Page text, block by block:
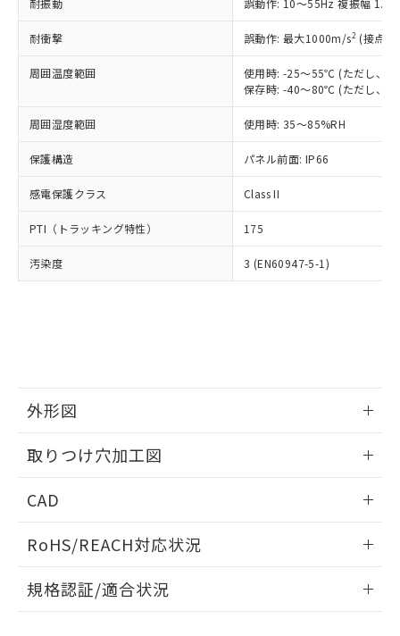
耐振動 誤動作: 10～55Hz 複振幅
耐衝撃 誤動作: 最大1000m/s2 (接点
周囲温度範囲
使用時: -25～55℃ (ただし、氷
保存時: -40～80℃ (ただし、氷
周囲湿度範囲 使用時: 35～85%RH
保護構造 パネル前面: IP66
感電保護クラス Class II
PTI（トラッキング特性） 175
汚染度 3 (EN60947-5-1)
外形図
取りつけ穴加工図
CAD
ドすることができます。
ログイン/会員登録
RoHS/REACH対応状況
EU RoHS 注意事項・凡例
規格認証/適合状況
正式な納期状況および標準価格はお客
様のお取引先、またはお客様担当のオ
ムロン制御機器販売店・当社販売員に
オムロン制御機器販売店や当社販売拠
販売ネットワーク
」をご確認
在庫状況および標準価格結果を当社の
事前の承諾なく第三者に漏洩または開
示しないようお願いします。
マイパーツ機能（部品リスト作成サー
ビス）をご利用いただくには、I-Web
メンバーズにご登録されている必要が
お客様が当ウェブサイト上で当社にご
指します。
但し、RoHS指令で産業用監視および制御機器に対する
適用除外項目は除く。
フタル酸エステル類の４物質については閾値を超える意
図的な使用がないことを確認しています。
部品在庫の切り替え状況などにより、予定
月が前後することがあります。
※3 非含有証明書ダウンロード
51物質の非含有証明書（当社基準）
※本証明書は発行日時点で非含有を証明す
るもので、過去に遡って非含有を証明する
ものではありません。
また、RoHS指令のフタル酸エステル類４
欄に対応日を記載しておりました。
既に当社にて対応品への在庫切替を完了
していることから、特段のことがない限
り、2022年1月12日より割愛しておりま
す。
DBP(フタル酸ジブチル) : 1000ppm、 DIBP(フタル酸ジ
イソブチル) : 1000ppm、 BBP(フタル酸ブチルベンジ
DEHP(フタル酸ビス(2-エチルヘキシル)) : 1000ppm
準値以下であることを示します。
「10」：通常の使用状況下において有害物
質が外部に漏えいし、環境に深刻な影響を
及ぼさない年数を意味します。
「－」：未確認です。当社販売部門へお問
全に破砕するなど、違法に輸出されな
いよう必要な手段を講じます。
当社は貴社製品を、核兵器、ミサイ
ル、化学兵器、生物兵器またはその他
武器並びにこれらの製造装置等に一切
当社は、貴社製品を第三者に販売する
場合は、上記1、2および3の内容を当
該第三者に通知します。また当社は、
販売先および販売に係わる関係者が違
法に輸出するおそれがある場合は、取
り引きをいたしません。
一定数には満たないが在庫あり
－
在庫なし(最新の在庫状況につ
いては、お客様のお取引先、ま
たはお客様担当のオムロン制御
機器販売店・当社販売員にご確
空
受注生産機種、また在庫状況の
情報を公開していない機種